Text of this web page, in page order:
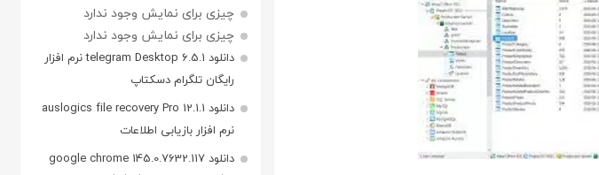
چیزی برای نمایش وجود ندارد
چیزی برای نمایش وجود ندارد
دانلود telegram Desktop 6.5.1 نرم افزار
رایگان تلگرام دسکتاپ
دانلود auslogics file recovery Pro 12.1.1
نرم افزار بازیابی اطلاعات
دانلود google chrome 145.0.7632.117